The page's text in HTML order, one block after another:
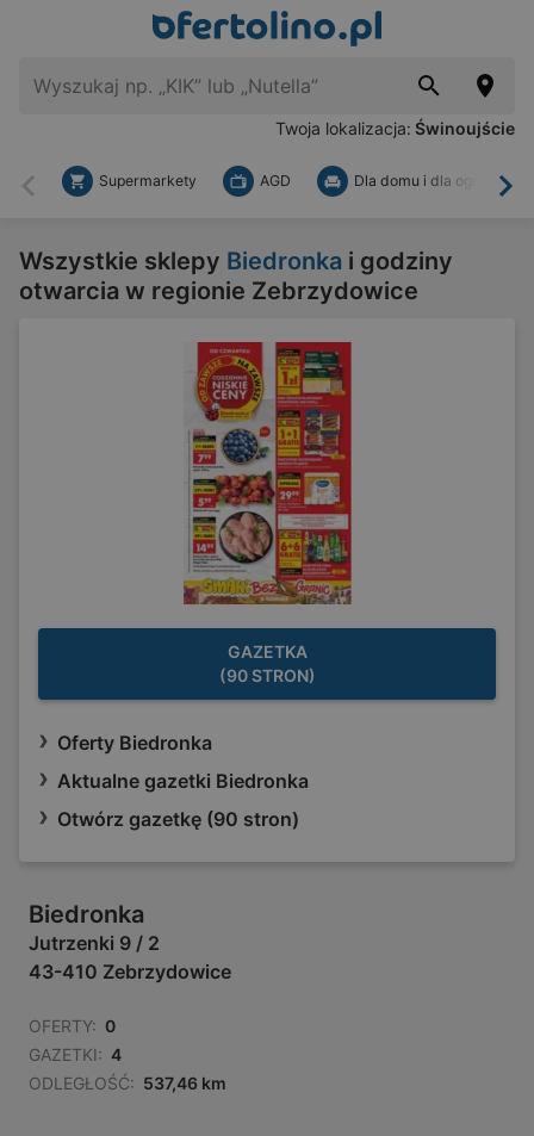
Twoja lokalizacja: Świnoujście
Wstecz
Supermarkety AGD Dla domu i dla ogrodu
Wszystkie sklepy Biedronka i godziny
otwarcia w regionie Zebrzydowice
GAZETKA
(90 STRON)
Oferty Biedronka
Aktualne gazetki Biedronka
Otwórz gazetkę (90 stron)
Biedronka
Jutrzenki 9 / 2
43-410 Zebrzydowice
OFERTY: 0
GAZETKI: 4
ODLEGŁOŚĆ: 537,46 km